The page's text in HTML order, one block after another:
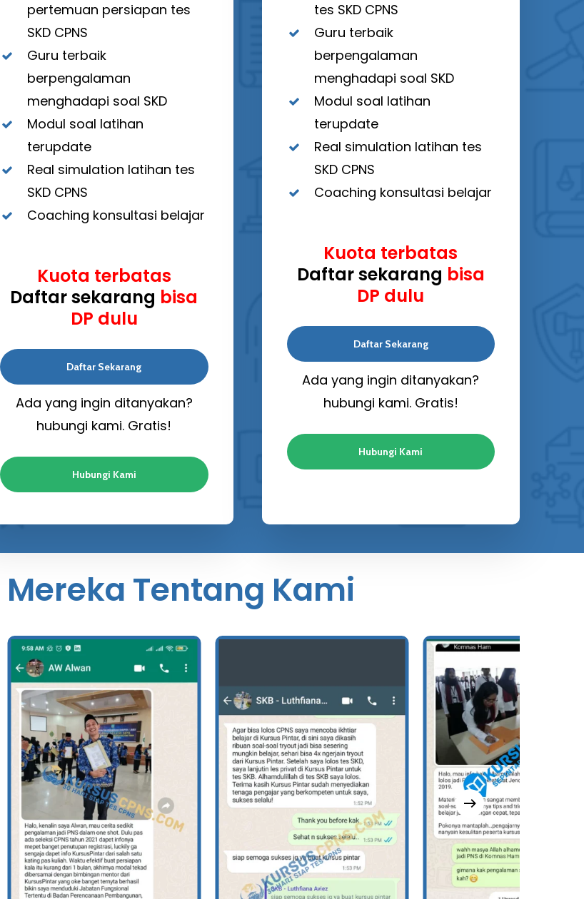
pertemuan persiapan tes
SKD CPNS
Guru terbaik
berpengalaman
menghadapi soal SKD
Modul soal latihan
terupdate
Real simulation latihan tes
SKD CPNS
Coaching konsultasi belajar
Kuota terbatas
Daftar sekarang bisa
DP dulu
Daftar Sekarang
Ada yang ingin ditanyakan?
hubungi kami. Gratis!
Hubungi Kami
tes SKD CPNS
Guru terbaik
berpengalaman
menghadapi soal SKD
Modul soal latihan
terupdate
Real simulation latihan tes
SKD CPNS
Coaching konsultasi belajar
Kuota terbatas
Daftar sekarang bisa
DP dulu
Daftar Sekarang
Ada yang ingin ditanyakan?
hubungi kami. Gratis!
Hubungi Kami
Tentang Kami